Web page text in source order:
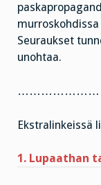
Seuraukset
unohtaa.
Ekstralinkeissä
1. Lupaathan